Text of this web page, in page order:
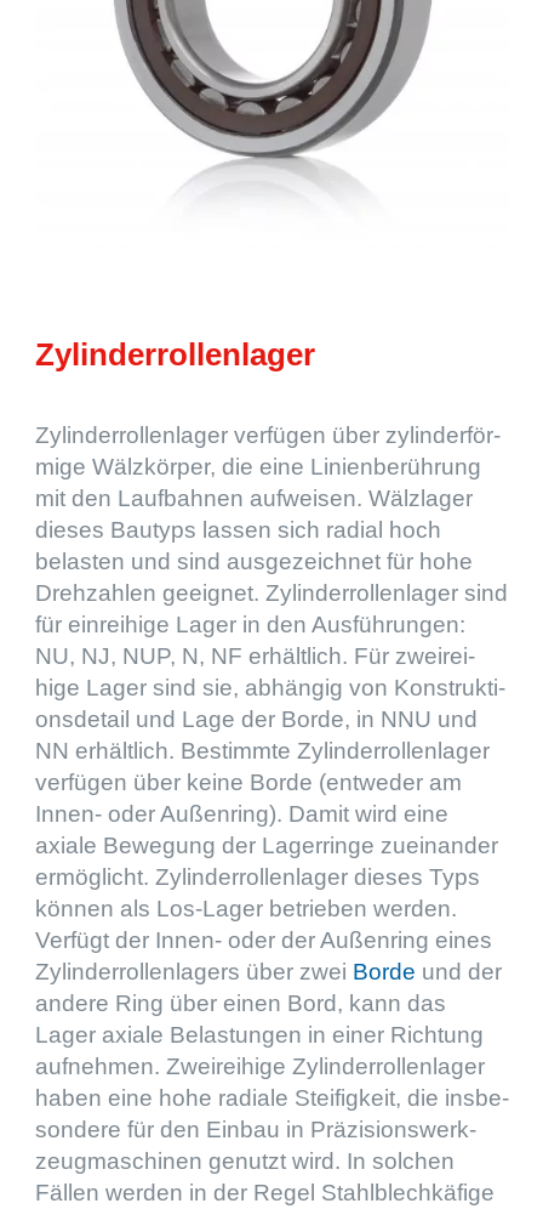
Zylin­der­rol­len­la­ger
Zylin­der­rol­len­la­ger verfü­gen über zylin­der­för­
mige Wälzkör­per, die eine Linien­be­rüh­rung
mit den Laufbah­nen aufwei­sen. Wälzla­ger
dieses Bautyps lassen sich radial hoch
belas­ten und sind ausge­zeich­net für hohe
Drehzah­len geeig­net. Zylin­der­rol­len­la­ger sind
für einrei­hige Lager in den Ausfüh­run­gen:
NU, NJ, NUP, N, NF erhält­lich. Für zweirei­
hige Lager sind sie, abhän­gig von Konstruk­ti­
ons­de­tail und Lage der Borde, in NNU und
NN erhält­lich. Bestimmte Zylin­der­rol­len­la­ger
verfü­gen über keine Borde (entwe­der am
Innen- oder Außen­ring). Damit wird eine
axiale Bewegung der Lager­ringe zuein­an­der
ermög­licht. Zylin­der­rol­len­la­ger dieses Typs
können als Los-Lager betrie­ben werden.
Verfügt der Innen- oder der Außen­ring eines
Zylin­der­rol­len­la­gers über zwei Borde und der
andere Ring über einen Bord, kann das
Lager axiale Belas­tun­gen in einer Richtung
aufneh­men. Zweirei­hige Zylin­der­rol­len­la­ger
haben eine hohe radiale Steifig­keit, die insbe­
son­dere für den Einbau in Präzi­si­ons­werk­
zeug­ma­schi­nen genutzt wird. In solchen
Fällen werden in der Regel Stahl­blech­kä­fige